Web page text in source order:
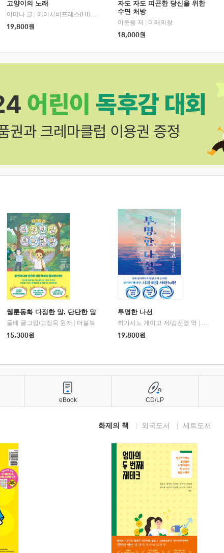
고양이의 노래
이미나 글
에이치비프레스(HBPRESS)
19,800원
자도 자도 피곤한 당신을 위한
수면 처방
이준용 저
미래의창
18,000원
웹툰동화 다정한 말, 단단한 말
돌배 글그림/고정욱 원저
더블북
15,300원
투명한 나선
히가시노 게이고 저/김선영 역
북다
19,800원
화제의 책 외국도서 세트도서
eBook CD/LP